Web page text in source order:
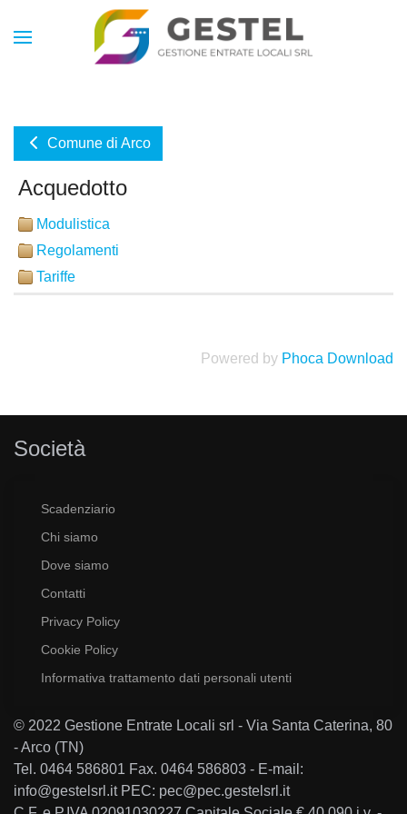
Comune di Arco
Acquedotto
Modulistica
Regolamenti
Tariffe
Powered by Phoca Download
Società
Scadenziario
Chi siamo
Dove siamo
Contatti
Privacy Policy
Cookie Policy
Informativa trattamento dati personali utenti
© 2022 Gestione Entrate Locali srl - Via Santa Caterina, 80
- Arco (TN)
Tel. 0464 586801 Fax. 0464 586803 - E-mail:
info@gestelsrl.it PEC: pec@pec.gestelsrl.it